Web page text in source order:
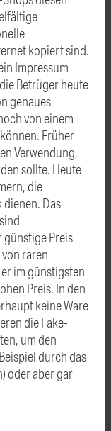
kopiert sind.
Impressum
Betrüger heute
genaues
von einem
Früher
Verwendung,
sollte. Heute
die
Das
Preis
raren
im günstigsten
Preis. In den
keine Ware
die Fake-
um den
durch das
oder aber gar